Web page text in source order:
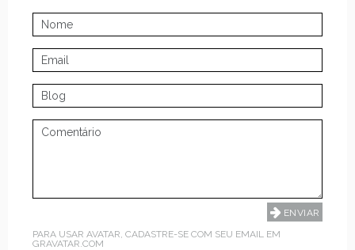
PARA USAR AVATAR, CADASTRE-SE COM SEU EMAIL EM
GRAVATAR.COM